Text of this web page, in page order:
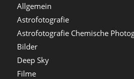
Allgemein
Astrofotografie
Astrofotografie Chemische
Bilder
Deep Sky
Filme